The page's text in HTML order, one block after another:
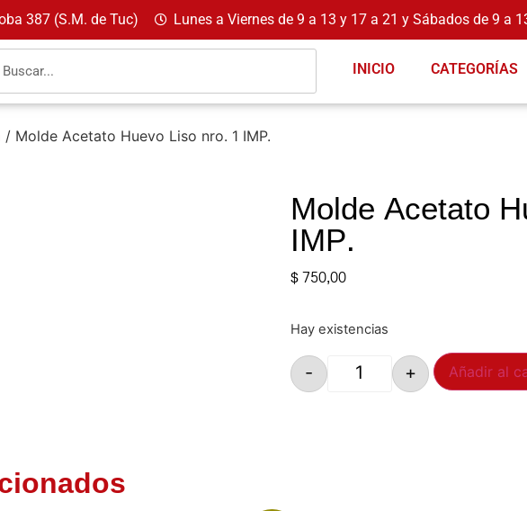
387 (S.M. de Tuc) Lunes a Viernes de 9 a 13 y 17 a 21 y Sábados de 9 a
INICIO CATEGORÍAS
/ Molde Acetato Huevo Liso nro. 1 IMP.
Molde Acetato
IMP.
$750,00
Hay existencias
- + Añadir al